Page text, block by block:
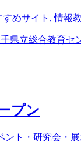
すめサイト ,情報
県立総合教育
プン
ント・研究会・